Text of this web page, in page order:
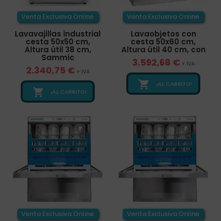
Venta Exclusiva Online
Lavavajillas industrial
cesta 50x50 cm,
Altura útil 38 cm,
Sammic
2.340,75 € + IVA
 ¡AL CARRITO!
Venta Exclusiva Online
Lavaobjetos con
cesta 50x60 cm,
Altura útil 40 cm, con
3.592,68 € + IVA
 ¡AL CARRITO!
Venta Exclusiva Online Venta Exclusiva Online